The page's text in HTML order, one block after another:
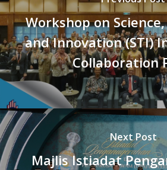
Workshop on
and Innovation (STI)
Collaboration
Next Post
Majlis Istiadat